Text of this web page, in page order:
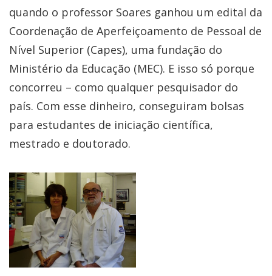
quando o professor Soares ganhou um edital da
Coordenação de Aperfeiçoamento de Pessoal de
Nível Superior (Capes), uma fundação do
Ministério da Educação (MEC). E isso só porque
concorreu – como qualquer pesquisador do
país. Com esse dinheiro, conseguiram bolsas
para estudantes de iniciação científica,
mestrado e doutorado.